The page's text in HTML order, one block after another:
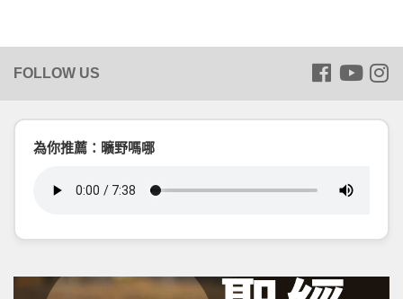
為你推薦：曠野嗎哪